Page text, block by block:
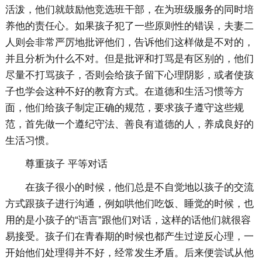
活泼，他们就鼓励他竞选班干部，在为班级服务的同时培
养他的责任心。如果孩子犯了一些原则性的错误，夫妻二
人则会非常严厉地批评他们，告诉他们这样做是不对的，
并且分析为什么不对。但是批评和打骂是有区别的，他们
尽量不打骂孩子，否则会给孩子留下心理阴影，或者使孩
子也学会这种不好的教育方式。在道德和生活习惯等方
面，他们给孩子制定正确的规范，要求孩子遵守这些规
范，首先做一个遵纪守法、善良有道德的人，养成良好的
生活习惯。
尊重孩子 平等对话
在孩子很小的时候，他们总是不自觉地以孩子的交流
方式跟孩子进行沟通，例如哄他们吃饭、睡觉的时候，也
用的是小孩子的“语言”跟他们对话，这样的话他们就很容
易接受。孩子们在青春期的时候也都产生过逆反心理，一
开始他们处理得并不好，经常发生矛盾。后来便尝试从他